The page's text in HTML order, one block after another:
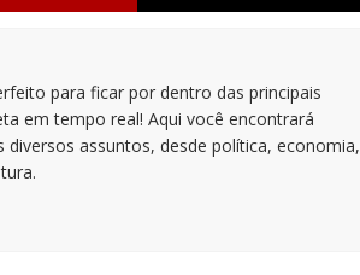
para ficar por dentro das principais
em tempo real! Aqui você encontrará
assuntos, desde política, economia,